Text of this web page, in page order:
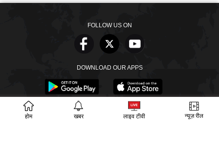
होम खबर लाइव टीवी न्यूज़ रील
FOLLOW US ON
DOWNLOAD OUR APPS
SECTIONS खबरें वेब स्टोरीज बायोग्राफी